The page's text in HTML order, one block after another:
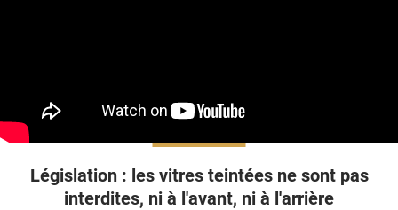
Législation : les vitres teintées ne sont pas
interdites, ni à l'avant, ni à l'arrière